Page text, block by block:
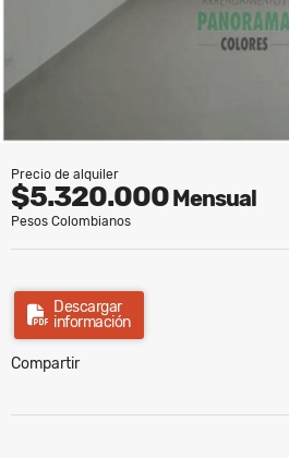
Precio de alquiler
$5.320.000Mensual
Pesos Colombianos
Descargar
información
Compartir